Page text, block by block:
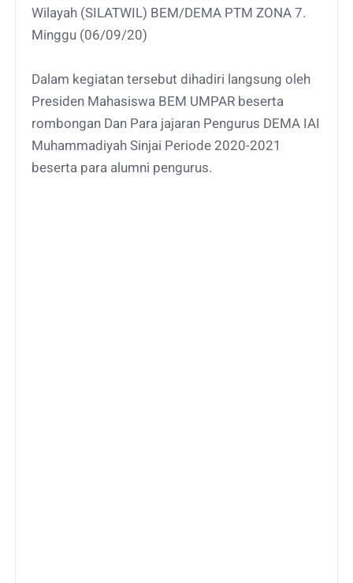
Wilayah (SILATWIL) BEM/DEMA PTM ZONA 7.
Minggu (06/09/20)
Dalam kegiatan tersebut dihadiri langsung oleh
Presiden Mahasiswa BEM UMPAR beserta
rombongan Dan Para jajaran Pengurus DEMA IAI
Muhammadiyah Sinjai Periode 2020-2021
beserta para alumni pengurus.